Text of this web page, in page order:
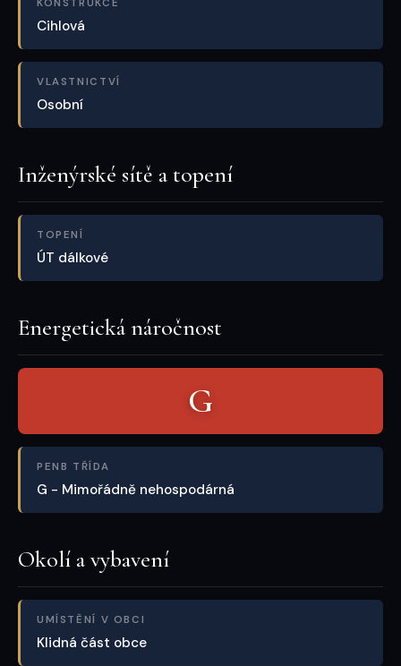
KONSTRUKCE
Cihlová
VLASTNICTVÍ
Osobní
Inženýrské sítě a topení
TOPENÍ
ÚT dálkové
Energetická náročnost
G
PENB TŘÍDA
G - Mimořádně nehospodárná
Okolí a vybavení
UMÍSTĚNÍ V OBCI
Klidná část obce